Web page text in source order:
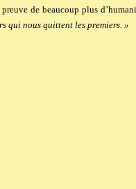
de beaucoup plus
qui nous quittent les premiers. »